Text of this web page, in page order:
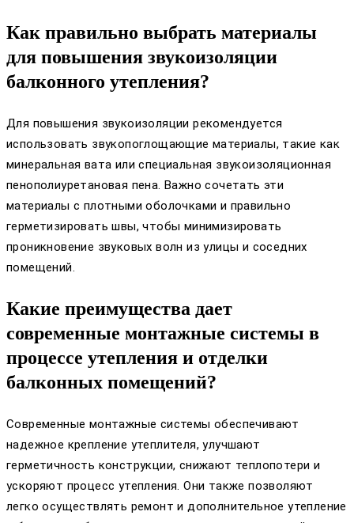
Как правильно выбрать материалы
для повышения звукоизоляции
балконного утепления?
Для повышения звукоизоляции рекомендуется
использовать звукопоглощающие материалы, такие как
минеральная вата или специальная звукоизоляционная
пенополиуретановая пена. Важно сочетать эти
материалы с плотными оболочками и правильно
герметизировать швы, чтобы минимизировать
проникновение звуковых волн из улицы и соседних
помещений.
Какие преимущества дает
современные монтажные системы в
процессе утепления и отделки
балконных помещений?
Современные монтажные системы обеспечивают
надежное крепление утеплителя, улучшают
герметичность конструкции, снижают теплопотери и
ускоряют процесс утепления. Они также позволяют
легко осуществлять ремонт и дополнительное утепление